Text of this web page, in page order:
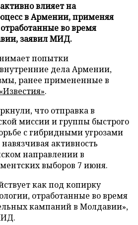
влияет на
в Армении, применяя
во время
заявил МИД.
попытки
дела Армении,
ранее примененные в
«Известия».
что отправка в
миссии и группы быстрого
с гибридными угрозами
активность
направлении в
выборов 7 июня.
как под копирку
отработанные во время
кампаний в Молдавии»,